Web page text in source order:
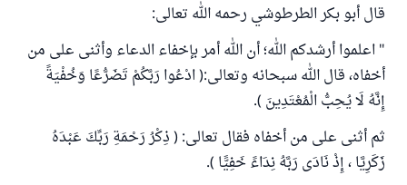
قال أبو بكر الطرطوشي رحمه الله تعالى:
" اعلموا أرشدكم الله؛ أن الله أمر بإخفاء الدعاء وأثنى على من
أخفاه، قال الله سبحانه وتعالى:( ادْعُوا رَبَّكُمْ تَضَرُّعًا وَخُفْيَةً
إِنَّهُ لَا يُحِبُّ الْمُعْتَدِينَ ).
ثم أثنى على من أخفاه فقال تعالى: ( ذِكْرُ رَحْمَةِ رَبِّكَ عَبْدَهُ
زَكَرِيَّا ، إِذْ نَادَى رَبَّهُ نِدَاءً خَفِيًّا ).